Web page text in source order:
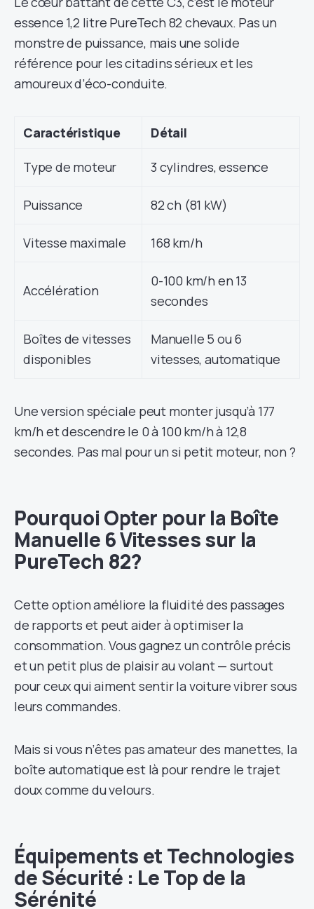
essence 1,2 litre PureTech 82 chevaux. Pas un
monstre de puissance, mais une solide
référence pour les citadins sérieux et les
amoureux d’éco-conduite.
Caractéristique Détail
Type de moteur 3 cylindres, essence
Puissance 82 ch (81 kW)
Vitesse maximale 168 km/h
Accélération
0-100 km/h en 13
secondes
Boîtes de vitesses
disponibles
Manuelle 5 ou 6
vitesses, automatique
Une version spéciale peut monter jusqu’à 177
km/h et descendre le 0 à 100 km/h à 12,8
secondes. Pas mal pour un si petit moteur, non ?
Pourquoi Opter pour la Boîte
Manuelle 6 Vitesses sur la
PureTech 82?
Cette option améliore la fluidité des passages
de rapports et peut aider à optimiser la
consommation. Vous gagnez un contrôle précis
et un petit plus de plaisir au volant — surtout
pour ceux qui aiment sentir la voiture vibrer sous
leurs commandes.
Mais si vous n’êtes pas amateur des manettes, la
boîte automatique est là pour rendre le trajet
doux comme du velours.
Équipements et Technologies
de Sécurité : Le Top de la
Sérénité